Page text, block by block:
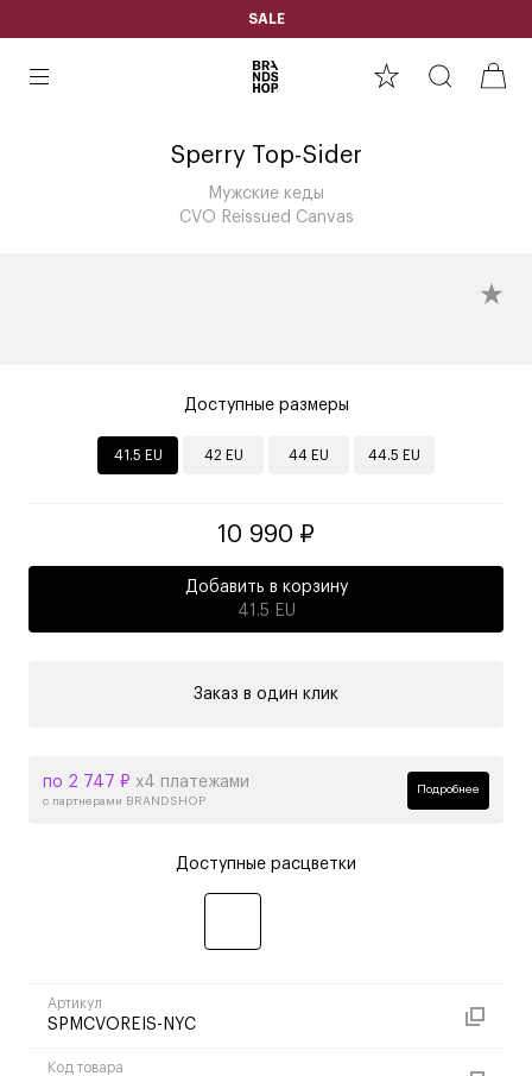
SALE
Sperry Top-Sider
Мужские кеды
CVO Reissued Canvas
Доступные размеры
41.5 EU 42 EU 44 EU 44.5 EU
10 990 ₽
Добавить в корзину
41.5 EU
Заказ в один клик
по 2 747 ₽ х4 платежами
с партнерами BRANDSHOP
Подробнее
Доступные расцветки
Артикул
SPMCVOREIS-NYC
Код товара